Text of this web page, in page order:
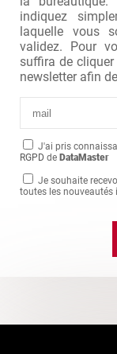
indiquez
laquelle vous
validez. Pour
suffira de
newsletter afin
J'ai pris
RGPD de DataMaster
Je souhaite
toutes les nouveautés